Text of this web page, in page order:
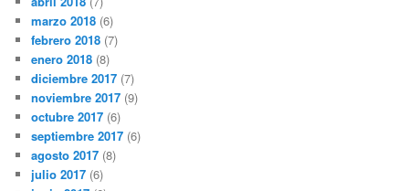
marzo 2018 (6)
febrero 2018 (7)
enero 2018 (8)
diciembre 2017 (7)
noviembre 2017 (9)
octubre 2017 (6)
septiembre 2017 (6)
agosto 2017 (8)
julio 2017 (6)